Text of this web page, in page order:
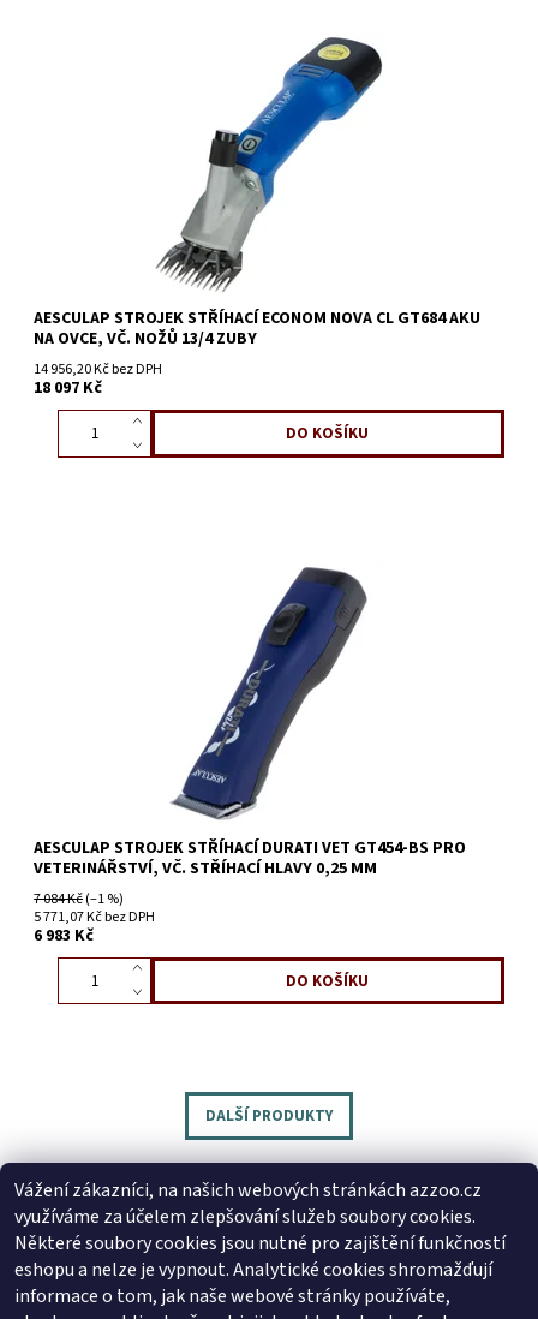
AESCULAP STROJEK STŘÍHACÍ ECONOM NOVA CL GT684 AKU
NA OVCE, VČ. NOŽŮ 13/4 ZUBY
14 956,20 Kč bez DPH
18 097 Kč
AESCULAP STROJEK STŘÍHACÍ DURATI VET GT454-BS PRO
VETERINÁŘSTVÍ, VČ. STŘÍHACÍ HLAVY 0,25 MM
7 084 Kč(–1 %)
5 771,07 Kč bez DPH
6 983 Kč
DALŠÍ PRODUKTY
Následující
1 2 3
Vážení zákazníci, na našich webových stránkách azzoo.cz
využíváme za účelem zlepšování služeb soubory cookies.
Některé soubory cookies jsou nutné pro zajištění funkčností
eshopu a nelze je vypnout. Analytické cookies shromažďují
informace o tom, jak naše webové stránky používáte,